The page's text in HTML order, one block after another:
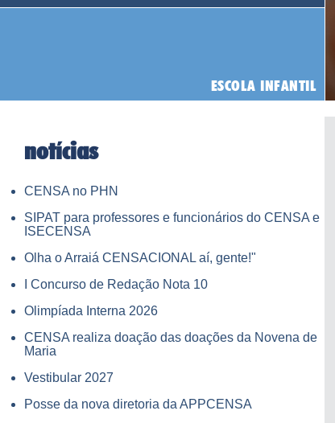
notícias
CENSA no PHN
SIPAT para professores e funcionários do CENSA e
ISECENSA
Olha o Arraiá CENSACIONAL aí, gente!"
I Concurso de Redação Nota 10
Olimpíada Interna 2026
CENSA realiza doação das doações da Novena de
Maria
Vestibular 2027
Posse da nova diretoria da APPCENSA